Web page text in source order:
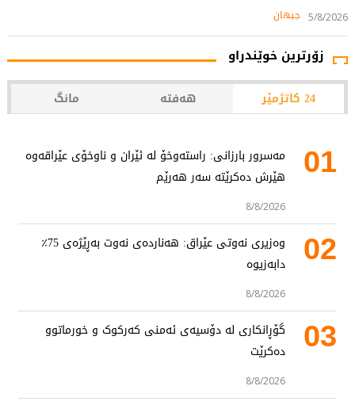
5/8/2026 جیهان
زۆرترین خوێندراو
24 کاتژمێر هەفتە مانگ
01
مەسرور بارزانی: راستەوخۆ لە ئێران و ناوخۆی عێراقەوە
هێرش دەکرێتە سەر هەرێم
8/8/2026
02
وەزیری نەوتی عێراق: هەناردەی نەوت بەڕێژەی 75٪
دابەزیوە
8/8/2026
03
گۆڕانکاری لە دۆسیەی ئەمنی کەرکوک و خورماتوو
دەکرێت
8/8/2026